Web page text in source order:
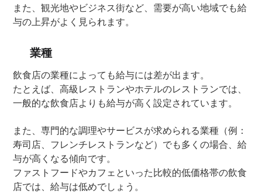
また、観光地やビジネス街など、需要が高い地域でも給
与の上昇がよく見られます。
業種
飲食店の業種によっても給与には差が出ます。
たとえば、高級レストランやホテルのレストランでは、
一般的な飲食店よりも給与が高く設定されています。
また、専門的な調理やサービスが求められる業種（例：
寿司店、フレンチレストランなど）でも多くの場合、給
与が高くなる傾向です。
ファストフードやカフェといった比較的低価格帯の飲食
店では、給与は低めでしょう。